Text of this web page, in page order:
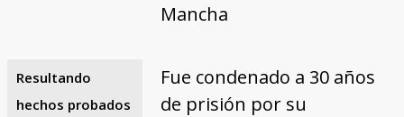
Mancha
Resultando
hechos probados
Fue condenado a 30 años
de prisión por su